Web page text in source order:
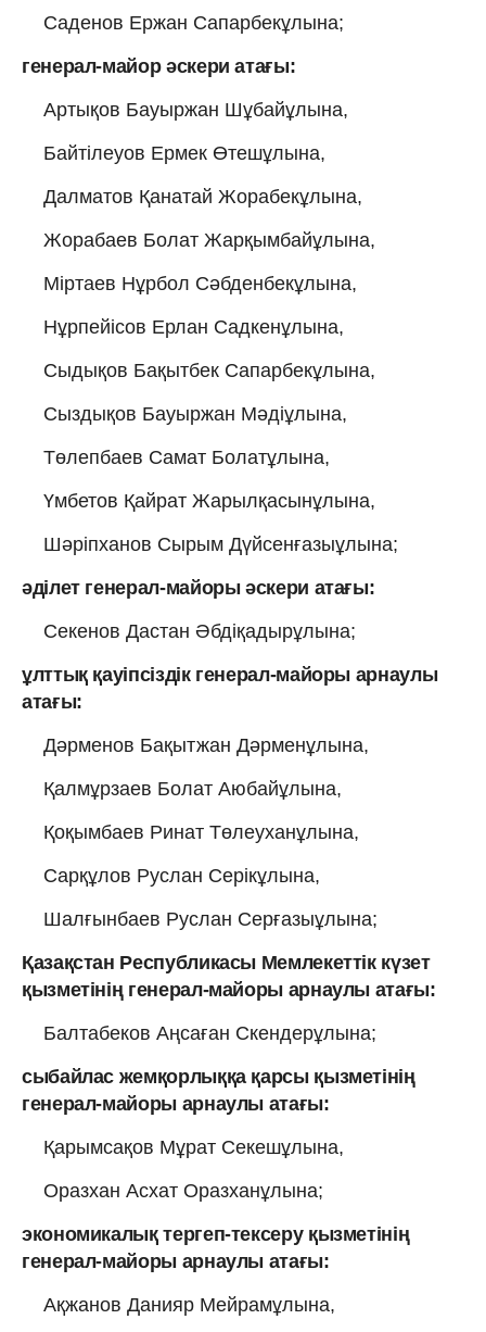
Саденов Ержан Сапарбекұлына;
генерал-майор әскери атағы:
Артықов Бауыржан Шұбайұлына,
Байтілеуов Ермек Өтешұлына,
Далматов Қанатай Жорабекұлына,
Жорабаев Болат Жарқымбайұлына,
Міртаев Нұрбол Сәбденбекұлына,
Нұрпейісов Ерлан Садкенұлына,
Сыдықов Бақытбек Сапарбекұлына,
Сыздықов Бауыржан Мәдіұлына,
Төлепбаев Самат Болатұлына,
Үмбетов Қайрат Жарылқасынұлына,
Шәріпханов Сырым Дүйсенғазыұлына;
әділет генерал-майоры әскери атағы:
Секенов Дастан Әбдіқадырұлына;
ұлттық қауіпсіздік генерал-майоры арнаулы
атағы:
Дәрменов Бақытжан Дәрменұлына,
Қалмұрзаев Болат Аюбайұлына,
Қоқымбаев Ринат Төлеуханұлына,
Сарқұлов Руслан Серікұлына,
Шалғынбаев Руслан Серғазыұлына;
Қазақстан Республикасы Мемлекеттік күзет
қызметінің генерал-майоры арнаулы атағы:
Балтабеков Аңсаған Скендерұлына;
сыбайлас жемқорлыққа қарсы қызметінің
генерал-майоры арнаулы атағы:
Қарымсақов Мұрат Секешұлына,
Оразхан Асхат Оразханұлына;
экономикалық тергеп-тексеру қызметінің
генерал-майоры арнаулы атағы:
Ақжанов Данияр Мейрамұлына,